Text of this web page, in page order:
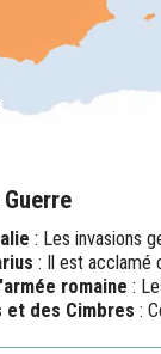
: Les invasions
: Il est acclamé
romaine :
et des Cimbres :